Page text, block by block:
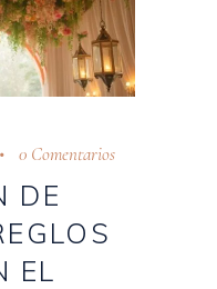
0 Comentarios
DE
EL